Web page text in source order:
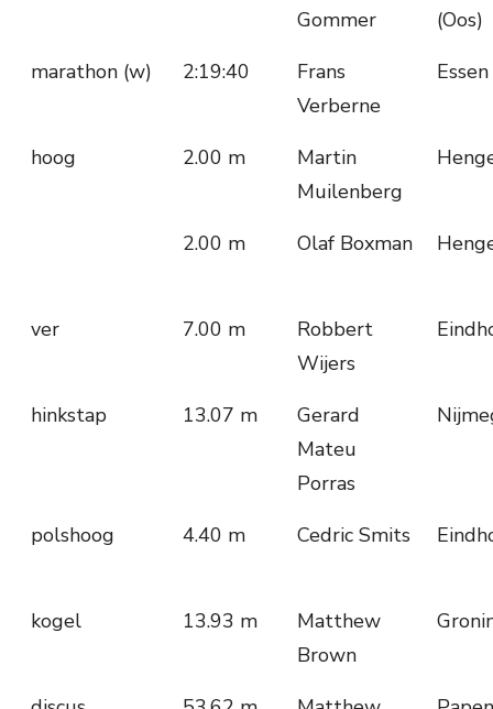
Gommer
(Oos)
marathon (w)
2:19:40
Frans
Verberne
hoog 2.00 m
Martin
Muilenberg
2.00 m Olaf Boxman
ver 7.00 m
Robbert
Wijers
hinkstap 13.07 m
Gerard
Mateu
Porras
polshoog 4.40 m Cedric Smits
kogel 13.93 m
Matthew
Brown